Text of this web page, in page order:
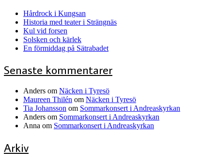
Hårdrock i Kungsan
Historia med teater i Strängnäs
Kul vid forsen
Solsken och kärlek
En förmiddag på Sätrabadet
Senaste kommentarer
Anders om Näcken i Tyresö
Maureen Thilén om Näcken i Tyresö
Tia Johansson om Sommarkonsert i Andreaskyrkan
Anders om Sommarkonsert i Andreaskyrkan
Anna om Sommarkonsert i Andreaskyrkan
Arkiv